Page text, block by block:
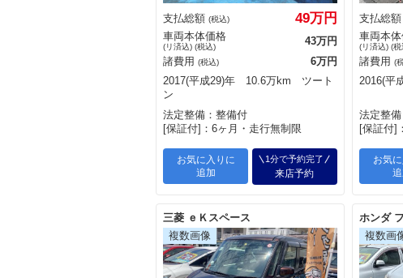
支払総額 (税込) 49万円
車両本体価格
(リ済込) (税込)
43万円
諸費用 (税込)
6万円
2017(平成29)年 10.6万km ツート
ン
法定整備：整備付
[保証付]：6ヶ月・走行無制限
お気に入りに
追加
1分で予約完了
来店予約
支払総額
車両本
(リ済込) (税
諸費用 (
2016(
法定整
[保証付]
お気
三菱 ｅＫスペース